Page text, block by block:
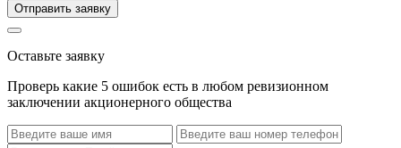
Отправить заявку
Оставьте заявку
Проверь какие 5 ошибок есть в любом ревизионном
заключении акционерного общества